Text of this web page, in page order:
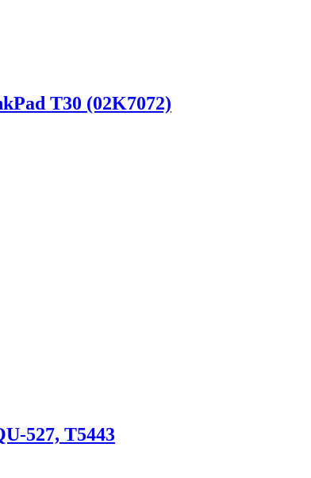
T30 (02K7072)
527, T5443